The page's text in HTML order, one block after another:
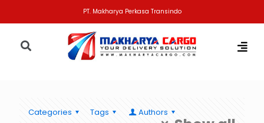
PT. Makharya Perkasa Transindo
Categories Tags Authors